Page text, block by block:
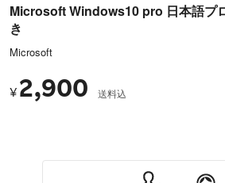
Microsoft Windows10 pro 日本語プ
き
Microsoft
¥ 2,900 送料込